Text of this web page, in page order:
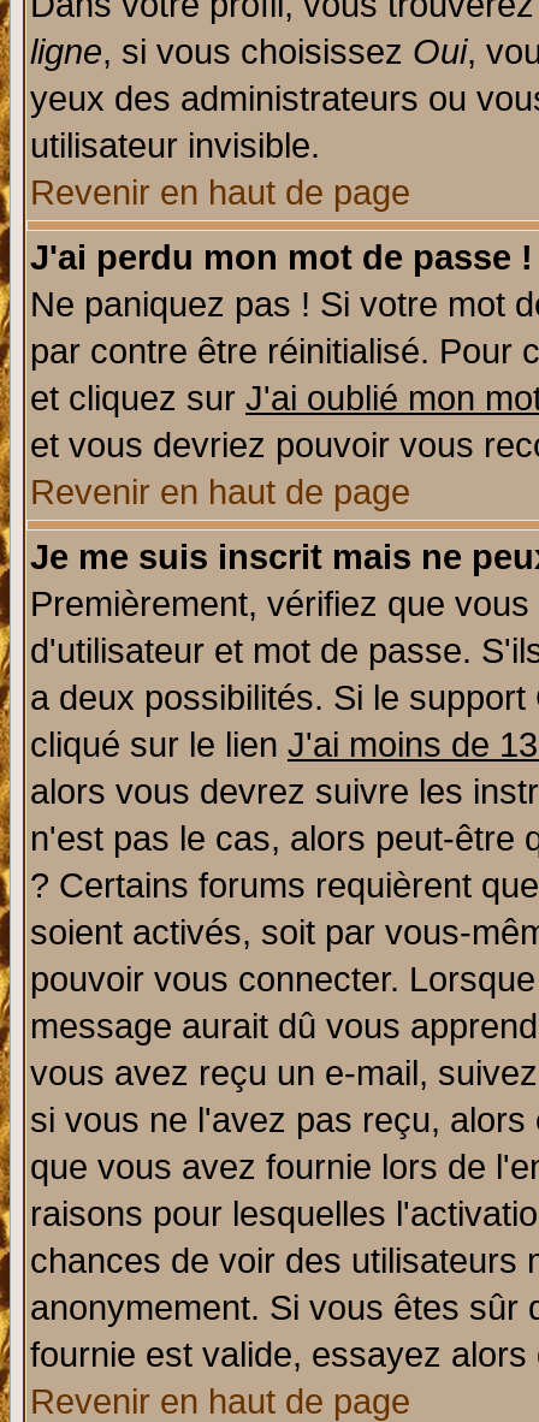
ligne, si vous choisissez Oui,
yeux des administrateurs ou
utilisateur invisible.
Revenir en haut de page
J'ai perdu mon mot de passe !
Ne paniquez pas ! Si votre mot
par contre être réinitialisé. Pour
et cliquez sur J'ai oublié mon
et vous devriez pouvoir vous
Revenir en haut de page
Je me suis inscrit mais ne
Premièrement, vérifiez que
d'utilisateur et mot de passe.
a deux possibilités. Si le
cliqué sur le lien J'ai moins de
alors vous devrez suivre les
n'est pas le cas, alors peut-être
? Certains forums requièrent
soient activés, soit par vous-
pouvoir vous connecter.
message aurait dû vous
vous avez reçu un e-mail,
si vous ne l'avez pas reçu,
que vous avez fournie lors de
raisons pour lesquelles
chances de voir des utilisateurs
anonymement. Si vous êtes sûr
fournie est valide, essayez
Revenir en haut de page